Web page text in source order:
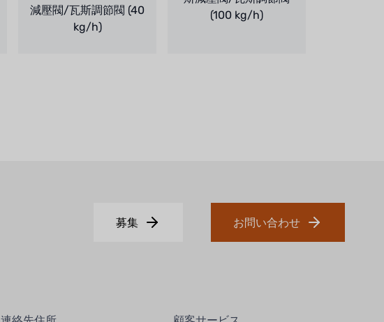
減壓閥/瓦斯調節閥 (40
kg/h)
(100 kg/h)
募集 お問い合わせ